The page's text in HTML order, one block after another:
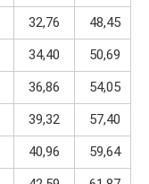
32,76
48,45
34,40
50,69
36,86
54,05
39,32
57,40
40,96
59,64